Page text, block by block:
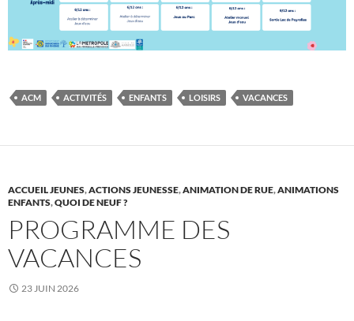
ACM ACTIVITÉS ENFANTS LOISIRS VACANCES
ACCUEIL JEUNES,ACTIONS JEUNESSE,ANIMATION DE RUE,ANIMATIONS
ENFANTS,QUOI DE NEUF ?
PROGRAMME DES
VACANCES
23 JUIN 2026